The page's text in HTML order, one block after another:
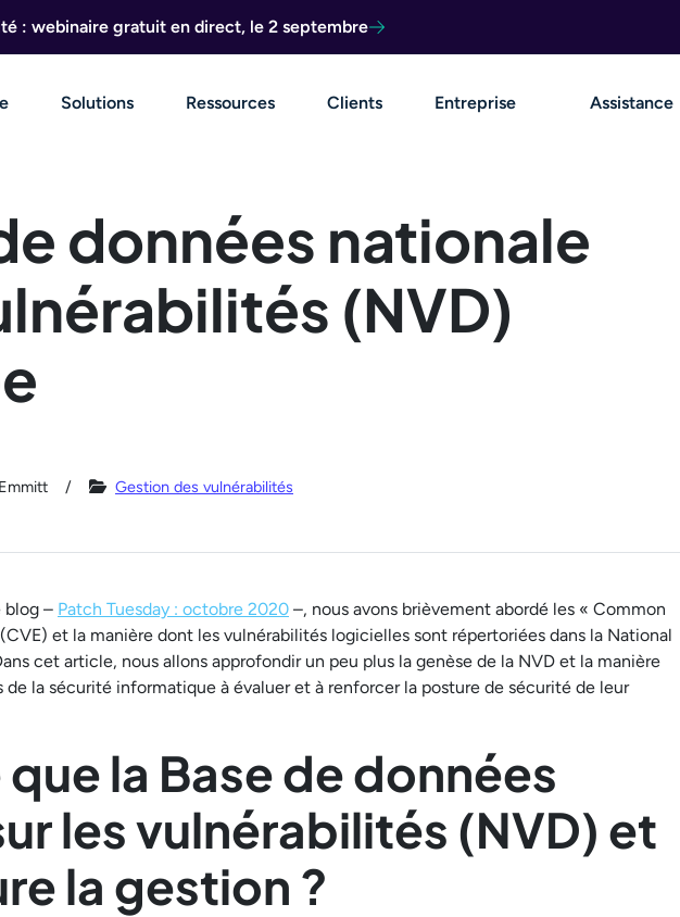
: webinaire gratuit en direct, le 2 septembre
Solutions Ressources Clients Entreprise Assistance
données nationale
(NVD)
Gestion des vulnérabilités
blog – Patch Tuesday : octobre 2020 –, nous avons brièvement abordé les « Common
et la manière dont les vulnérabilités logicielles sont répertoriées dans la National
cet article, nous allons approfondir un peu plus la genèse de la NVD et la manière
la sécurité informatique à évaluer et à renforcer la posture de sécurité de leur
la Base de données
les vulnérabilités (NVD) et
la gestion ?